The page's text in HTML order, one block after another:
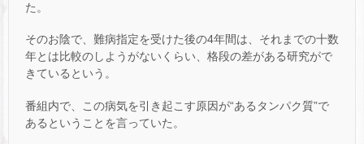
た。
そのお陰で、難病指定を受けた後の4年間は、それまでの十数
年とは比較のしようがないくらい、格段の差がある研究がで
きているという。
番組内で、この病気を引き起こす原因が“あるタンパク質”で
あるということを言っていた。